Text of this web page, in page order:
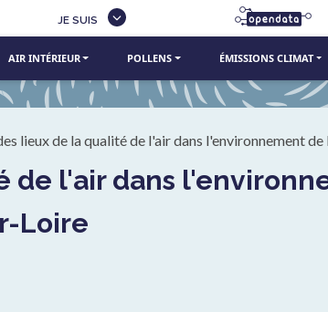
JE SUIS
AIR INTÉRIEUR POLLENS ÉMISSIONS CLIMAT
lieux de la qualité de l'air dans l'environnement
Loire